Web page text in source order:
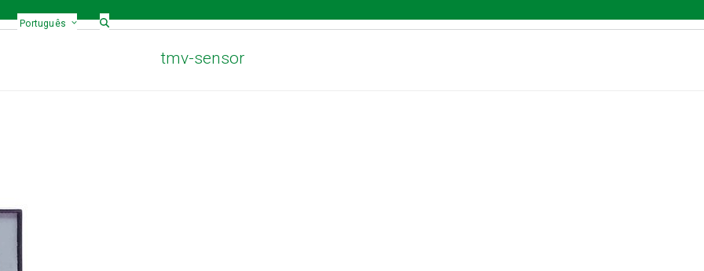
Português
tmv-sensor